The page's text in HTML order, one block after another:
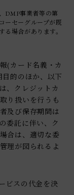
DMP事業者等の第
ーセーグループが既
場合があります。
(カード名義・カ
的のほか、以下
、クレジットカ
り扱いを行うも
及び保存期間は
委託に伴い、ク
合は、適切な委
理が図られるよ
ビスの代金を決